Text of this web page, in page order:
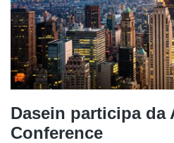
Dasein participa da
Conference